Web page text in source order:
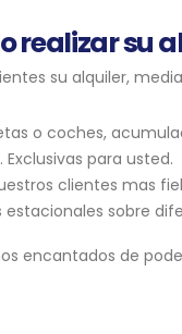
realizar su
su alquiler,
o coches,
para usted.
clientes mas
sobre
encantados de